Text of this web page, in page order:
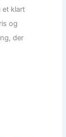
et klart
og
der